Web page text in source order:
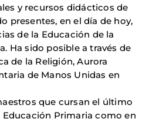
y recursos didácticos de
presentes, en el día de hoy,
de la Educación de la
Ha sido posible a través de
de la Religión, Aurora
de Manos Unidas en
que cursan el último
Primaria como en